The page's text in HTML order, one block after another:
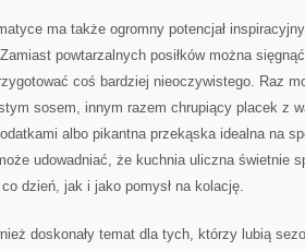
ma także ogromny potencjał
powtarzalnych posiłków można
coś bardziej nieoczywistego. Raz
sosem, innym razem chrupiący placek z
albo pikantna przekąska idealna na
udowadniać, że kuchnia uliczna świetnie
dzień, jak i jako pomysł na kolację.
doskonały temat dla tych, którzy lubią